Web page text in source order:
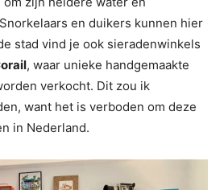
en duikers kunnen hier
stad vind je ook sieradenwinkels
, waar unieke handgemaakte
verkocht. Dit zou ik
want het is verboden om deze
in Nederland.